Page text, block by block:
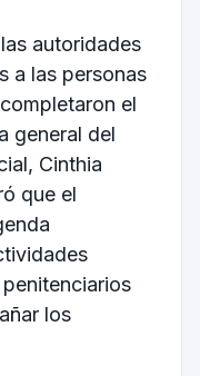
autoridades
a las personas
el
general del
Cinthia
que el
los